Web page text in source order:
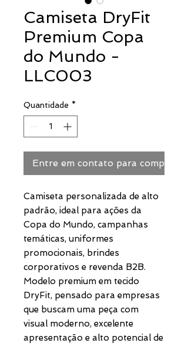
Camiseta DryFit
Premium Copa
do Mundo -
LLC003
Quantidade *
Entre em contato para comprar
Camiseta personalizada de alto
padrão, ideal para ações da
Copa do Mundo, campanhas
temáticas, uniformes
promocionais, brindes
corporativos e revenda B2B.
Modelo premium em tecido
DryFit, pensado para empresas
que buscam uma peça com
visual moderno, excelente
apresentação e alto potencial de